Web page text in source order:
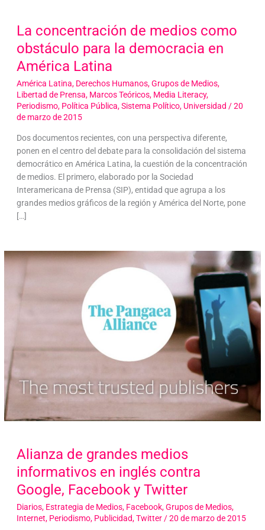
La concentración de medios como
obstáculo para la democracia en
América Latina
América Latina, Derechos Humanos,Grupos de Medios,
Libertad de Prensa, Marcos Teóricos, Media Literacy,
Periodismo, Política Pública,Sistema Político, Universidad /20
de marzo de 2015
Dos documentos recientes, con una perspectiva diferente,
ponen en el centro del debate para la consolidación del sistema
democrático en América Latina, la cuestión de la concentración
de medios. El primero, elaborado por la Sociedad
Interamericana de Prensa (SIP), entidad que agrupa a los
grandes medios gráficos de la región y América del Norte, pone
[…]
Alianza de grandes medios
informativos en inglés contra
Google, Facebook y Twitter
Diarios, Estrategia de Medios, Facebook,Grupos de Medios,
Internet, Periodismo, Publicidad,Twitter/20 de marzo de 2015